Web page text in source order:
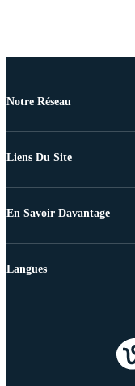
Notre Réseau
Liens Du Site
En Savoir Davantage
Langues